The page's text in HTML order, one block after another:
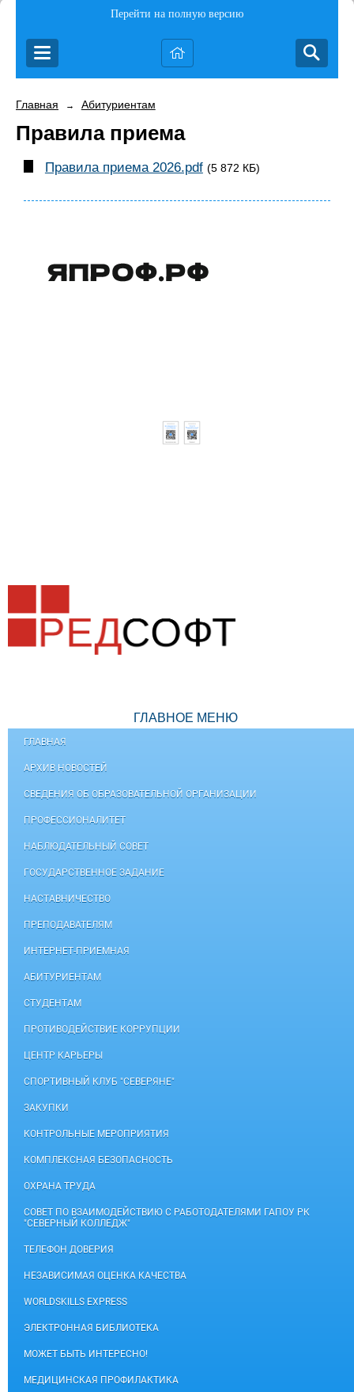
Перейти на полную версию
Главная → Абитуриентам
Правила приема
Правила приема 2026.pdf (5 872 КБ)
ГЛАВНОЕ МЕНЮ
ГЛАВНАЯ
АРХИВ НОВОСТЕЙ
СВЕДЕНИЯ ОБ ОБРАЗОВАТЕЛЬНОЙ ОРГАНИЗАЦИИ
ПРОФЕССИОНАЛИТЕТ
НАБЛЮДАТЕЛЬНЫЙ СОВЕТ
ГОСУДАРСТВЕННОЕ ЗАДАНИЕ
НАСТАВНИЧЕСТВО
ПРЕПОДАВАТЕЛЯМ
ИНТЕРНЕТ-ПРИЕМНАЯ
АБИТУРИЕНТАМ
СТУДЕНТАМ
ПРОТИВОДЕЙСТВИЕ КОРРУПЦИИ
ЦЕНТР КАРЬЕРЫ
СПОРТИВНЫЙ КЛУБ "СЕВЕРЯНЕ"
ЗАКУПКИ
КОНТРОЛЬНЫЕ МЕРОПРИЯТИЯ
КОМПЛЕКСНАЯ БЕЗОПАСНОСТЬ
ОХРАНА ТРУДА
СОВЕТ ПО ВЗАИМОДЕЙСТВИЮ С РАБОТОДАТЕЛЯМИ ГАПОУ РК
"СЕВЕРНЫЙ КОЛЛЕДЖ"
ТЕЛЕФОН ДОВЕРИЯ
НЕЗАВИСИМАЯ ОЦЕНКА КАЧЕСТВА
WORLDSKILLS EXPRESS
ЭЛЕКТРОННАЯ БИБЛИОТЕКА
МОЖЕТ БЫТЬ ИНТЕРЕСНО!
МЕДИЦИНСКАЯ ПРОФИЛАКТИКА